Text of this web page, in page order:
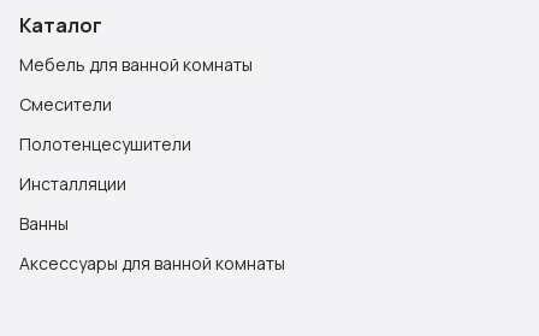
Каталог
Мебель для ванной комнаты
Смесители
Полотенцесушители
Инсталляции
Ванны
Аксессуары для ванной комнаты